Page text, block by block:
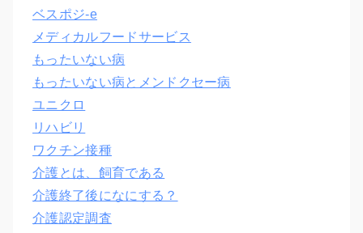
ベスポジ-e
メディカルフードサービス
もったいない病
もったいない病とメンドクセー病
ユニクロ
リハビリ
ワクチン接種
介護とは、飼育である
介護終了後になにする？
介護認定調査